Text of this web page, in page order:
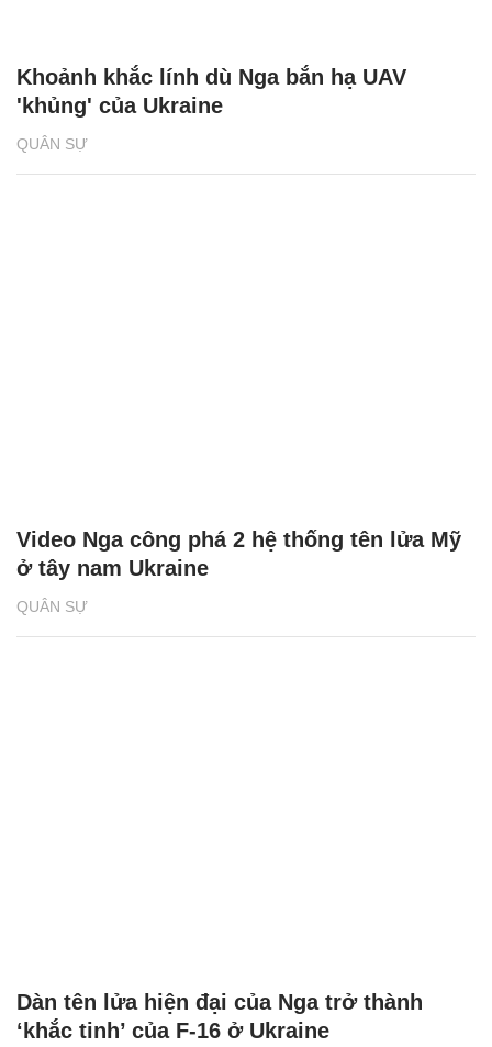
QUÂN SỰ
Khoảnh khắc lính dù Nga bắn hạ UAV
'khủng' của Ukraine
QUÂN SỰ
Video Nga công phá 2 hệ thống tên lửa Mỹ
ở tây nam Ukraine
Dàn tên lửa hiện đại của Nga trở thành
‘khắc tinh’ của F-16 ở Ukraine